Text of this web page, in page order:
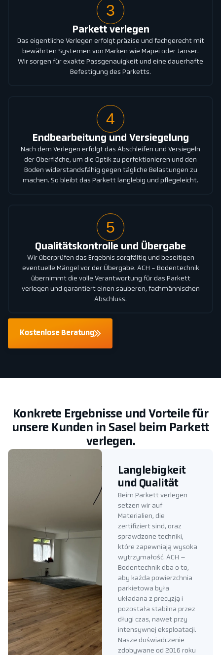
3
Parkett verlegen
Das eigentliche Verlegen erfolgt präzise und fachgerecht mit
bewährten Systemen von Marken wie Mapei oder Janser.
Wir sorgen für exakte Passgenauigkeit und eine dauerhafte
Befestigung des Parketts.
4
Endbearbeitung und Versiegelung
Nach dem Verlegen erfolgt das Abschleifen und Versiegeln
der Oberfläche, um die Optik zu perfektionieren und den
Boden widerstandsfähig gegen tägliche Belastungen zu
machen. So bleibt das Parkett langlebig und pflegeleicht.
5
Qualitätskontrolle und Übergabe
Wir überprüfen das Ergebnis sorgfältig und beseitigen
eventuelle Mängel vor der Übergabe. ACH - Bodentechnik
übernimmt die volle Verantwortung für das Parkett
verlegen und garantiert einen sauberen, fachmännischen
Abschluss.
Kostenlose Beratung
Konkrete Ergebnisse und Vorteile für
unsere Kunden in Sasel beim Parkett
verlegen.
Langlebigkeit
und Qualität
Beim Parkett verlegen
setzen wir auf
Materialien, die
zertifiziert sind, oraz
sprawdzone techniki,
które zapewniają wysoka
wytrzymałość. ACH –
Bodentechnik dba o to,
aby każda powierzchnia
parkietowa była
układana z precyzją i
pozostała stabilna przez
długi czas, nawet przy
intensywnej eksploatacji.
Nasze doświadczenie
zdobywane od 2016 roku